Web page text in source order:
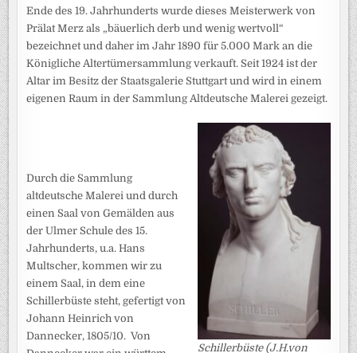
Ende des 19. Jahrhunderts wurde dieses Meisterwerk von
Prälat Merz als „bäuerlich derb und wenig wertvoll“
bezeichnet und daher im Jahr 1890 für 5.000 Mark an die
Königliche Altertümersammlung verkauft. Seit 1924 ist der
Altar im Besitz der Staatsgalerie Stuttgart und wird in einem
eigenen Raum in der Sammlung Altdeutsche Malerei gezeigt.
Schillerbüste (J.H.von
Durch die Sammlung
altdeutsche Malerei und durch
einen Saal von Gemälden aus
der Ulmer Schule des 15.
Jahrhunderts, u.a. Hans
Multscher, kommen wir zu
einem Saal, in dem eine
Schillerbüste steht, gefertigt von
Johann Heinrich von
Dannecker, 1805/10. Von